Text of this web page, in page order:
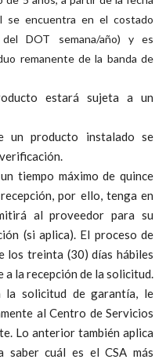
se encuentra en el costado
DOT semana/año) y es
remanente de la banda de
estará sujeta a un
producto instalado se
tiempo máximo de quince
por ello, tenga en
al proveedor para su
(si aplica). El proceso de
los treinta (30) días hábiles
la recepción de la solicitud.
la solicitud de garantía, le
al Centro de Servicios
Lo anterior también aplica
saber cuál es el CSA más